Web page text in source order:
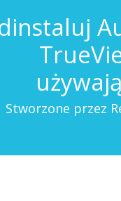
Stworzone przez